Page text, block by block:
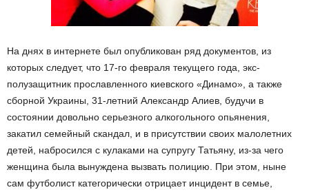
На днях в интернете был опубликован ряд документов, из
которых следует, что 17-го февраля текущего года, экс-
полузащитник прославленного киевского «Динамо», а также
сборной Украины, 31-летний Александр Алиев, будучи в
состоянии довольно серьезного алкогольного опьянения,
закатил семейный скандал, и в присутствии своих малолетних
детей, набросился с кулаками на супругу Татьяну, из-за чего
женщина была вынуждена вызвать полицию. При этом, ныне
сам футболист категорически отрицает инцидент в семье,